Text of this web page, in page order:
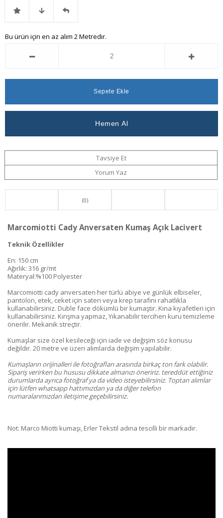
Telefonla
Sipariş
Favorilere
Ekle
İstek
Listeme
İndirimli Fiyat
Ver
Gelince
Bu ürün için en az alım 2 Metredir.
Tavsiye Et
Yorum Yaz
(0)
Marcomiotti Cady Anversaten Kumaş Açık Lacivert
Teknik Özellikler
En: 150 cm
Ağırlık: 316 gr/mt
Materyal:%100 Polyester
Marcomiotti cady anversaten her türlü abiye ve günlük elbiseler,
pantolon, etek, ceket için saten veya krep tarafını rahatlıkla
kullanabilirsiniz. Duble face dökümlü bir kumaştır. Kına kıyafetleri için
kullanabilirsiniz. Kırışma yapmaz, Yıkanabilir tercihen kuru temizleme
önerilir. Mekanik streçtir.
Kumaşlar size özel kesileceği için iade ve değişim söz konusu
değildir. 20 metre ve üzeri alımlarda değişim yapılabilir.
Kumaşların orijinalleri ile fotoğrafları arasında birkaç ton fark olabilir.
Sipariş verirken bu hususu dikkate almanızı öneririz. tereddüt ettiğiniz
durumlarda ayrıca fotoğraf ya da video isteyebilirsiniz. Toptan alımlar
için lütfen whatsapp hattımızdan ya da diğer telefon
numaralarımızdan iletişime geçebilirsiniz.
Not: Marco Miotti kumaşı, Erler Tekstil adına tescilli bir markadır.